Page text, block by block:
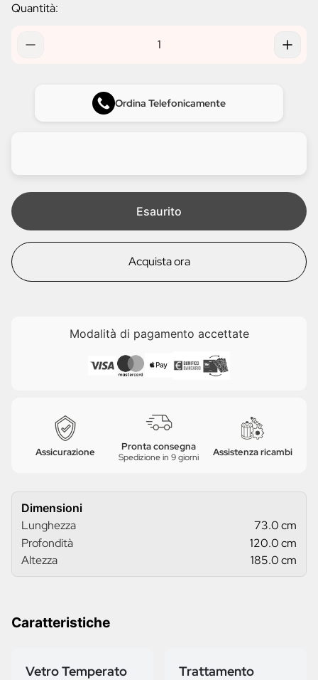
e
Quantità:
Ordina Telefonicamente
Esaurito
Acquista ora
Modalità di pagamento accettate
Assicurazione Pronta consegna
Spedizione in 9 giorni Assistenza ricambi
Dimensioni
Lunghezza
73.0 cm
Profondità
120.0 cm
Altezza
185.0 cm
Caratteristiche
Vetro Temperato
Trattamento